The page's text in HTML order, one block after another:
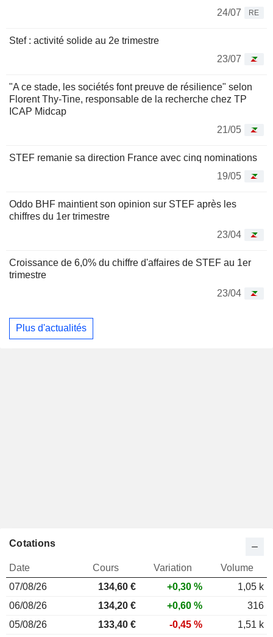
24/07
RE
Stef : activité solide au 2e trimestre
23/07
"A ce stade, les sociétés font preuve de résilience" selon
Florent Thy-Tine, responsable de la recherche chez TP
ICAP Midcap
21/05
STEF remanie sa direction France avec cinq nominations
19/05
Oddo BHF maintient son opinion sur STEF après les
chiffres du 1er trimestre
23/04
Croissance de 6,0% du chiffre d'affaires de STEF au 1er
trimestre
23/04
Plus d'actualités
Cotations
Date Cours Variation
Volume
07/08/26
134,60 € +0,30 %
1,05 k
06/08/26
134,20 € +0,60 %
316
05/08/26
133,40 € -0,45 %
1,51 k